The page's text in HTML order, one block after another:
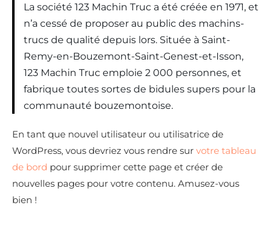
La société 123 Machin Truc a été créée en 1971, et
n’a cessé de proposer au public des machins-
trucs de qualité depuis lors. Située à Saint-
Remy-en-Bouzemont-Saint-Genest-et-Isson,
123 Machin Truc emploie 2 000 personnes, et
fabrique toutes sortes de bidules supers pour la
communauté bouzemontoise.
En tant que nouvel utilisateur ou utilisatrice de
WordPress, vous devriez vous rendre sur votre tableau
de bord pour supprimer cette page et créer de
nouvelles pages pour votre contenu. Amusez-vous
bien !